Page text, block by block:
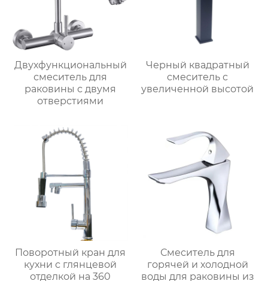
Двухфункциональный
смеситель для
раковины с двумя
отверстиями
Черный квадратный
смеситель с
увеличенной высотой
Поворотный кран для
кухни с глянцевой
отделкой на 360
Смеситель для
горячей и холодной
воды для раковины из